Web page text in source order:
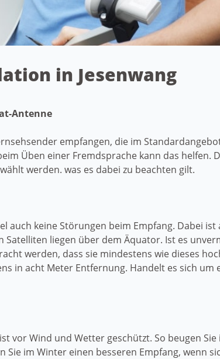
in Jesenwang
Antenne
empfangen, die im
Üben einer Fremdsprache kann das helfen.
werden. was es dabei zu beachten gilt.
auch keine Störungen beim Empfang. Dabei
liegen über dem Äquator. Ist es
werden, dass sie mindestens wie dieses
in acht Meter Entfernung. Handelt es sich
vor Wind und Wetter geschützt. So beugen
im Winter einen besseren Empfang, wenn